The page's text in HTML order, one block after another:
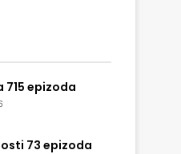
715 epizoda
73 epizoda